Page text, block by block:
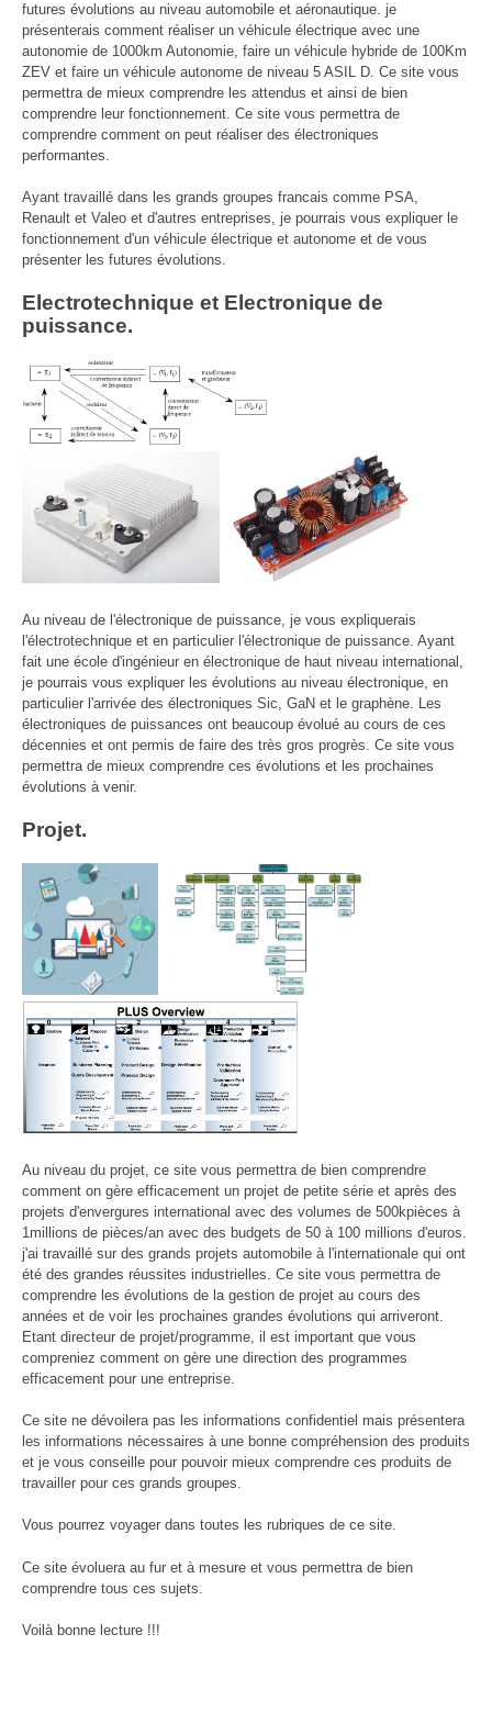
futures évolutions au niveau automobile et aéronautique. je
présenterais comment réaliser un véhicule électrique avec une
autonomie de 1000km Autonomie, faire un véhicule hybride de 100Km
ZEV et faire un véhicule autonome de niveau 5 ASIL D. Ce site vous
permettra de mieux comprendre les attendus et ainsi de bien
comprendre leur fonctionnement. Ce site vous permettra de
comprendre comment on peut réaliser des électroniques
performantes.
Ayant travaillé dans les grands groupes francais comme PSA,
Renault et Valeo et d'autres entreprises, je pourrais vous expliquer le
fonctionnement d'un véhicule électrique et autonome et de vous
présenter les futures évolutions.
Electrotechnique et Electronique de
puissance.
Au niveau de l'électronique de puissance, je vous expliquerais
l'électrotechnique et en particulier l'électronique de puissance. Ayant
fait une école d'ingénieur en électronique de haut niveau international,
je pourrais vous expliquer les évolutions au niveau électronique, en
particulier l'arrivée des électroniques Sic, GaN et le graphène. Les
électroniques de puissances ont beaucoup évolué au cours de ces
décennies et ont permis de faire des très gros progrès. Ce site vous
permettra de mieux comprendre ces évolutions et les prochaines
évolutions à venir.
Projet.
Au niveau du projet, ce site vous permettra de bien comprendre
comment on gère efficacement un projet de petite série et après des
projets d'envergures international avec des volumes de 500kpièces à
1millions de pièces/an avec des budgets de 50 à 100 millions d'euros.
j'ai travaillé sur des grands projets automobile à l'internationale qui ont
été des grandes réussites industrielles. Ce site vous permettra de
comprendre les évolutions de la gestion de projet au cours des
années et de voir les prochaines grandes évolutions qui arriveront.
Etant directeur de projet/programme, il est important que vous
compreniez comment on gère une direction des programmes
efficacement pour une entreprise.
Ce site ne dévoilera pas les informations confidentiel mais présentera
les informations nécessaires à une bonne compréhension des produits
et je vous conseille pour pouvoir mieux comprendre ces produits de
travailler pour ces grands groupes.
Vous pourrez voyager dans toutes les rubriques de ce site.
Ce site évoluera au fur et à mesure et vous permettra de bien
comprendre tous ces sujets.
Voilà bonne lecture !!!